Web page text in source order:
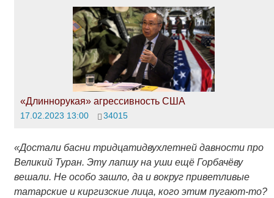
«Длиннорукая» агрессивность США
17.02.2023 13:00 34015
«Достали басни тридцатидвухлетней давности про
Великий Туран. Эту лапшу на уши ещё Горбачёву
вешали. Не особо зашло, да и вокруг приветливые
татарские и киргизские лица, кого этим пугают-то?